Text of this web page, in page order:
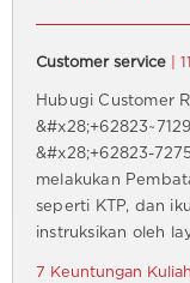
Customer service |
Hubugi Customer
&#x28;+62823-
melakukan
seperti KTP, dan
instruksikan oleh
7 Keuntungan